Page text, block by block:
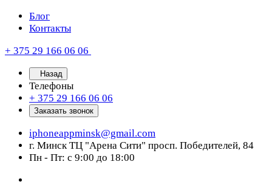
Блог
Контакты
+ 375 29 166 06 06
Назад
Телефоны
+ 375 29 166 06 06
Заказать звонок
iphoneappminsk@gmail.com
г. Минск ТЦ "Арена Сити" просп. Победителей, 84
Пн - Пт: с 9:00 до 18:00